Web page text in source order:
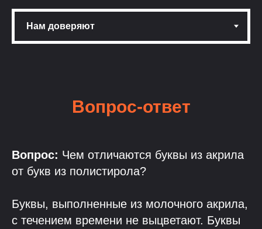
Вопрос-ответ
Вопрос: Чем отличаются буквы из акрила
от букв из полистирола?
Буквы, выполненные из молочного акрила,
с течением времени не выцветают. Буквы